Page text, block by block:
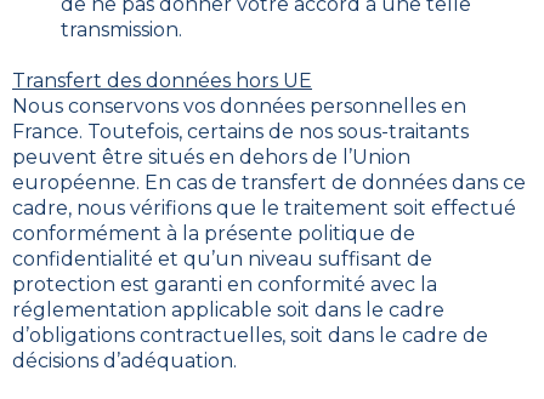
transmission.
Transfert des données hors UE
Nous conservons vos données personnelles en
France. Toutefois, certains de nos sous-traitants
peuvent être situés en dehors de l’Union
européenne. En cas de transfert de données dans ce
cadre, nous vérifions que le traitement soit effectué
conformément à la présente politique de
confidentialité et qu’un niveau suffisant de
protection est garanti en conformité avec la
réglementation applicable soit dans le cadre
d’obligations contractuelles, soit dans le cadre de
décisions d’adéquation.